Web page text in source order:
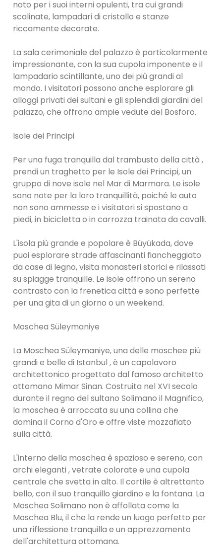
noto per i suoi interni opulenti, tra cui grandi
scalinate, lampadari di cristallo e stanze
riccamente decorate.
La sala cerimoniale del palazzo è particolarmente
impressionante, con la sua cupola imponente e il
lampadario scintillante, uno dei più grandi al
mondo. I visitatori possono anche esplorare gli
alloggi privati ​​dei sultani e gli splendidi giardini del
palazzo, che offrono ampie vedute del Bosforo.
Isole dei Principi
Per una fuga tranquilla dal trambusto della città ,
prendi un traghetto per le Isole dei Principi, un
gruppo di nove isole nel Mar di Marmara. Le isole
sono note per la loro tranquillità, poiché le auto
non sono ammesse e i visitatori si spostano a
piedi, in bicicletta o in carrozza trainata da cavalli.
L'isola più grande e popolare è Büyükada, dove
puoi esplorare strade affascinanti fiancheggiato
da case di legno, visita monasteri storici e rilassati
su spiagge tranquille. Le isole offrono un sereno
contrasto con la frenetica città e sono perfette
per una gita di un giorno o un weekend.
Moschea Süleymaniye
La Moschea Süleymaniye, una delle moschee più
grandi e belle di Istanbul , è un capolavoro
architettonico progettato dal famoso architetto
ottomano Mimar Sinan. Costruita nel XVI secolo
durante il regno del sultano Solimano il Magnifico,
la moschea è arroccata su una collina che
domina il Corno d'Oro e offre viste mozzafiato
sulla città.
L'interno della moschea è spazioso e sereno, con
archi eleganti , vetrate colorate e una cupola
centrale che svetta in alto. Il cortile è altrettanto
bello, con il suo tranquillo giardino e la fontana. La
Moschea Solimano non è affollata come la
Moschea Blu, il che la rende un luogo perfetto per
una riflessione tranquilla e un apprezzamento
dell'architettura ottomana.